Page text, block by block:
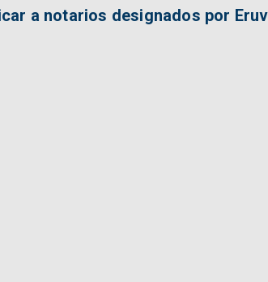
a notarios designados por